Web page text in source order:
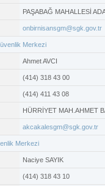
PAŞABAĞ MAHALLESİ
onbirnisansgm@sgk.gov.tr
Merkezi
Ahmet AVCI
(414) 318 43 00
(414) 411 43 08
HÜRRİYET MAH.AHMET
akcakalesgm@sgk.gov.tr
Merkezi
Naciye SAYIK
(414) 318 43 10